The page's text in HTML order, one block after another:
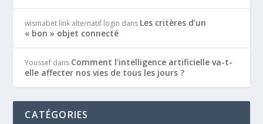
wismabet link alternatif login dans Les critères d’un
« bon » objet connecté
Youssef dans Comment l’intelligence artificielle va-t-
elle affecter nos vies de tous les jours ?
CATÉGORIES